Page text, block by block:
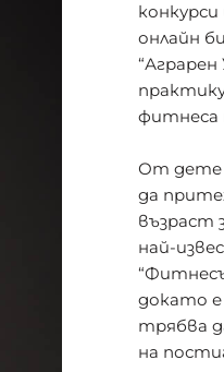
онлайн
фитнеса
От дете
да
възраст
най-
докато е
трябва
на